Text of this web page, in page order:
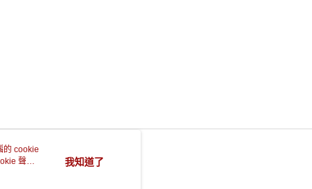
的 cookie
聲明
我知道了